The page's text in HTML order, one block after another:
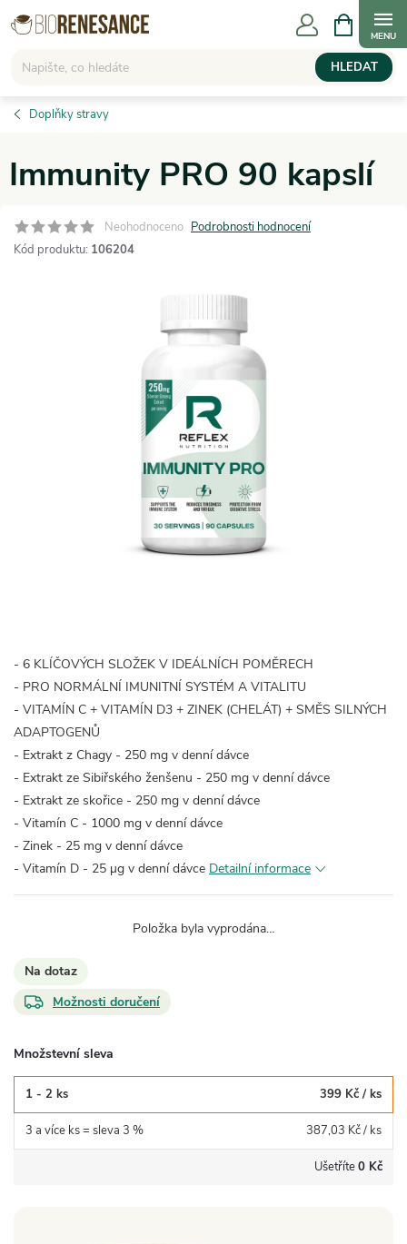
Přejít
na
HLEDAT
NÁKUPNÍ
KOŠÍK
Doplňky stravy
Immunity PRO 90 kapslí
Neohodnoceno Podrobnosti hodnocení
Kód produktu: 106204
- 6 KLÍČOVÝCH SLOŽEK V IDEÁLNÍCH POMĚRECH
- PRO NORMÁLNÍ IMUNITNÍ SYSTÉM A VITALITU
- VITAMÍN C + VITAMÍN D3 + ZINEK (CHELÁT) + SMĚS SILNÝCH
ADAPTOGENŮ
- Extrakt z Chagy - 250 mg v denní dávce
- Extrakt ze Sibiřského ženšenu - 250 mg v denní dávce
- Extrakt ze skořice - 250 mg v denní dávce
- Vitamín C - 1000 mg v denní dávce
- Zinek - 25 mg v denní dávce
- Vitamín D - 25 µg v denní dávce Detailní informace
Položka byla vyprodána…
Na dotaz
Možnosti doručení
Množstevní sleva
1 - 2 ks 399 Kč / ks
3 a více ks = sleva 3 % 387,03 Kč/ ks
Ušetříte0 Kč